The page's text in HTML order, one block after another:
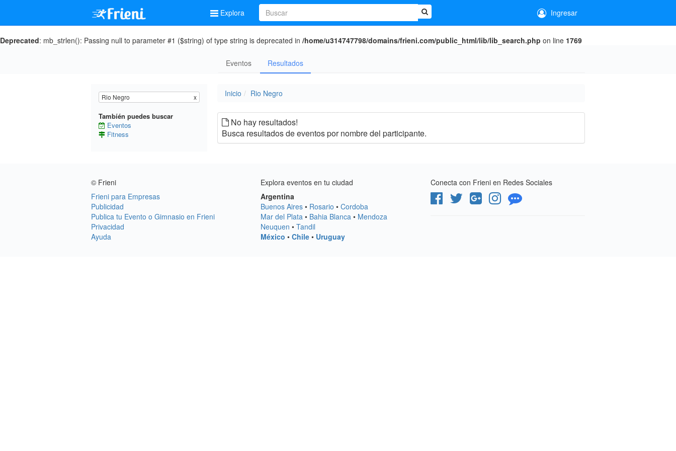
Deprecated: mb_strlen(): Passing null to parameter #1 ($string) of type string is deprecated in /home/u314747798/domains/frieni.com/public_html/lib/lib_search.php on line 1769
Explora Ingresar
Eventos Resultados
Rio Negro x
Tambíén puedes buscar
Eventos
Fitness
Inicio Rio Negro
No hay resultados!
Busca resultados de eventos por nombre del participante.
© Frieni
Frieni para Empresas
Publicidad
Publica tu Evento o Gimnasio en Frieni
Privacidad
Ayuda
Explora eventos en tu ciudad
Argentina
Buenos Aires • Rosario •Cordoba
Mar del Plata • Bahia Blanca • Mendoza
Neuquen •Tandil
México •Chile • Uruguay
Conecta con Frieni en Redes Sociales